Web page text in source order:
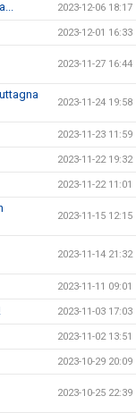
2023-12-06 18:17
2023-12-01 16:33
2023-11-27 16:44
2023-11-24 19:58
2023-11-23 11:59
2023-11-22 19:32
2023-11-22 11:01
2023-11-15 12:15
2023-11-14 21:32
2023-11-11 09:01
2023-11-03 17:03
2023-11-02 13:51
2023-10-29 20:09
2023-10-25 22:39